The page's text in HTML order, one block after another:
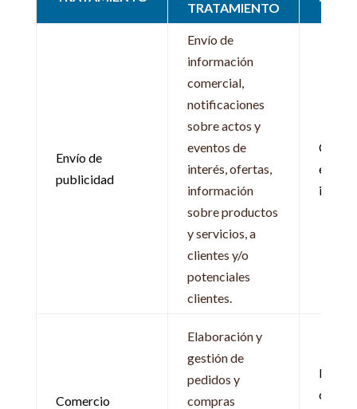
TRATAMIENTO
Envío de
publicidad
Envío de
información
comercial,
notificaciones
sobre actos y
eventos de
interés, ofertas,
información
sobre productos
y servicios, a
clientes y/o
potenciales
clientes.
Comercio
Elaboración y
gestión de
pedidos y
compras